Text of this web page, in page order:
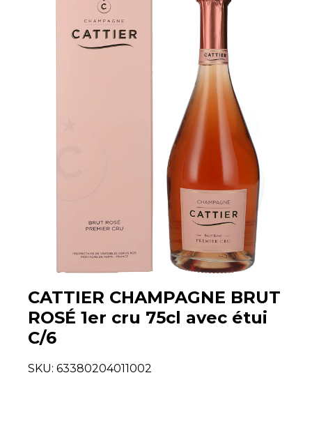
CATTIER CHAMPAGNE BRUT
ROSÉ 1er cru 75cl avec étui
C/6
SKU: 63380204011002